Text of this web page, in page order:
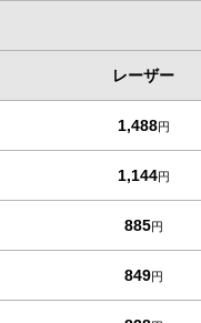
レーザー
1,488円
1,144円
885円
849円